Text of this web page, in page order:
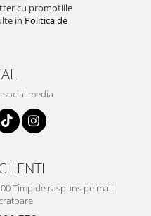
cu promotiile
in Politica de
media
Timp de raspuns pe mail